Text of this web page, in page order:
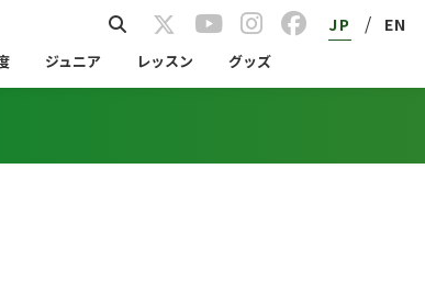
JP / EN
ジュニア レッスン グッズ